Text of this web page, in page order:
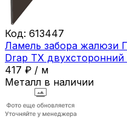
Код: 613447
Ламель забора жалюзи
Drap ТХ
417 ₽ / м
Металл в наличии